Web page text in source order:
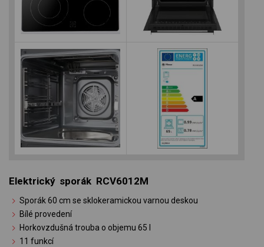
Elektrický sporák RCV6012M
Sporák 60 cm se sklokeramickou varnou deskou
Bílé provedení
Horkovzdušná trouba o objemu 65 l
11 funkcí